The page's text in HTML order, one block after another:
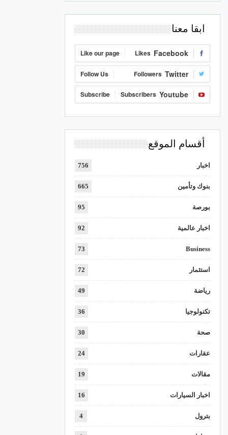
ابقا معنا
Facebook
Likes
Like our page
Twitter
Followers
Follow Us
Youtube
Subscribers
Subscribe
أقسام الموقع
اخبار 756
بنوك وتأمين 665
بورصة 95
اخبار عالمية 92
Business
73
استثمار 72
رياضة 49
تكنولوجيا 36
صحة 30
عقارات 24
مقالات 19
اخبار السيارات 16
بترول 4